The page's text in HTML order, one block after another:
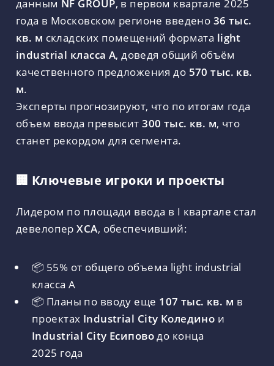
данным NF GROUP, в первом квартале 2025
года в Московском регионе введено 36 тыс.
кв. м складских помещений формата light
industrial класса А, доведя общий объём
качественного предложения до 570 тыс. кв.
м.
Эксперты прогнозируют, что по итогам года
объем ввода превысит300 тыс. кв. м, что
станет рекордом для сегмента.
🏢 Ключевые игроки и проекты
Лидером по площади ввода в I квартале стал
девелоперХСА, обеспечивший:
📦 55% от общего объема light industrial
класса А
📦 Планы по вводу еще 107 тыс. кв. м в
проектах Industrial City Коледино и
Industrial City Есиповодо конца
2025 года